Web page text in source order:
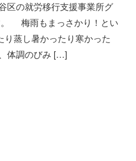
区の就労移行支援事業所グ
。 梅雨もまっさかり！とい
り蒸し暑かったり寒かった
体調のびみ […]